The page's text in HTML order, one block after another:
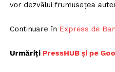
vor dezvălui frumusețea
Continuare în Express de
Urmăriți PressHUB și pe